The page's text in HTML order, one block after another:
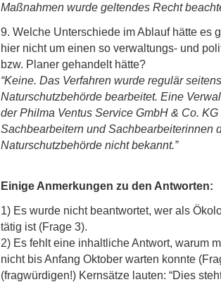
Maßnahmen wurde geltendes Recht
9. Welche Unterschiede im Ablauf hätte es
hier nicht um einen so verwaltungs- und
bzw. Planer gehandelt hätte?
“Keine. Das Verfahren wurde regulär
Naturschutzbehörde bearbeitet. Eine
der Philma Ventus Service GmbH & Co.
Sachbearbeitern und Sachbearbeiterinnen
Naturschutzbehörde nicht bekannt.”
Einige Anmerkungen zu den Antworten:
1) Es wurde nicht beantwortet, wer als
tätig ist (Frage 3).
2) Es fehlt eine inhaltliche Antwort, warum
nicht bis Anfang Oktober warten konnte
(fragwürdigen!) Kernsätze lauten: “Dies